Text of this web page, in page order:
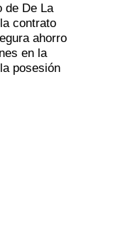
de De La
contrato
ahorro
en la
posesión